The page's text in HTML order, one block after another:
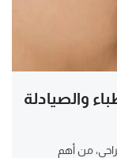
والصيادلة
من أهم